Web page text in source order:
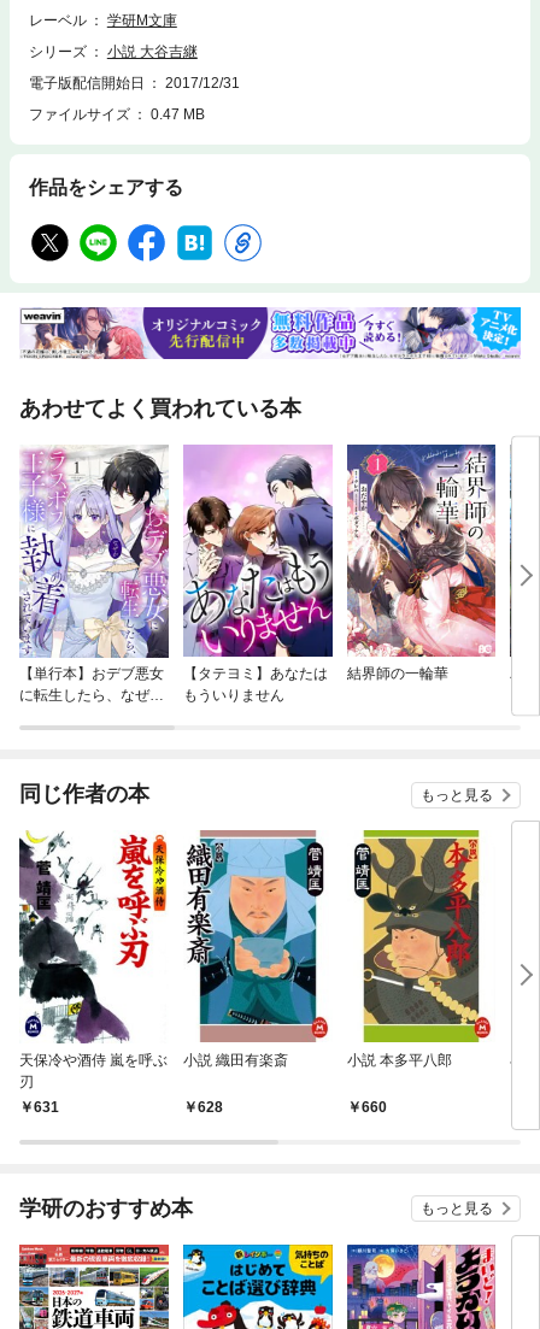
レーベル
学研M文庫
シリーズ
小説 大谷吉継
電子版配信開始日
2017/12/31
ファイルサイズ
0.47 MB
作品をシェアする
あわせてよく買われている本
【単行本】おデブ悪女
に転生したら、なぜか
【タテヨミ】あなたは
もういりません
結界師の一輪華
バ
今
同じ作者の本 もっと見る
天保冷や酒侍 嵐を呼ぶ
刃
631
小説 織田有楽斎
628
小説 本多平八郎
660
小
学研のおすすめ本 もっと見る